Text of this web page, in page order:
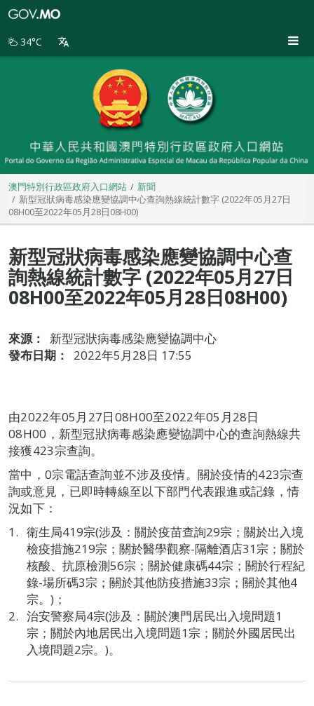
別
34°C
澳門特別行政區政府入口網站
新聞
新型冠狀病毒感染應變協調中心查詢熱線統計數字 (2022年05月27日
08H00至2022年05月28日08H00)
新型冠狀病毒感染應變協調中心查
詢熱線統計數字 (2022年05月27日
08H00至2022年05月28日08H00)
來源：
新型冠狀病毒感染應變協調中心
發布日期：
2022年5月28日 17:55
由2022年05月27日08H00至2022年05月28日
08H00，新型冠狀病毒感染應變協調中心的查詢熱線共
接獲423宗查詢。
當中，0宗電話查詢並不涉及疫情。關於疫情的423宗查
詢或意見，已即時轉線至以下部門代表跟進或記錄，情
況如下：
衛生局419宗(涉及：關於疫苗查詢29宗；關於出入境
檢疫措施219宗；關於醫學觀察-隔離酒店31宗；關於
核酸、抗原檢測56宗；關於健康碼44宗；關於行程紀
錄-場所碼3宗；關於其他防疫措施33宗；關於其他4
宗。)；
治安警察局4宗(涉及：關於澳門居民出入境問題1
宗；關於內地居民出入境問題1宗；關於外國居民出
入境問題2宗。)。